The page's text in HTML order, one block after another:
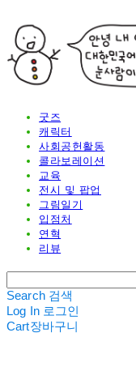
굿즈
캐릭터
사회공헌활동
콜라보레이션
교육
전시 및 팝업
그림일기
입점처
연혁
리뷰
Search 검색
Log In 로그인
Cart장바구니